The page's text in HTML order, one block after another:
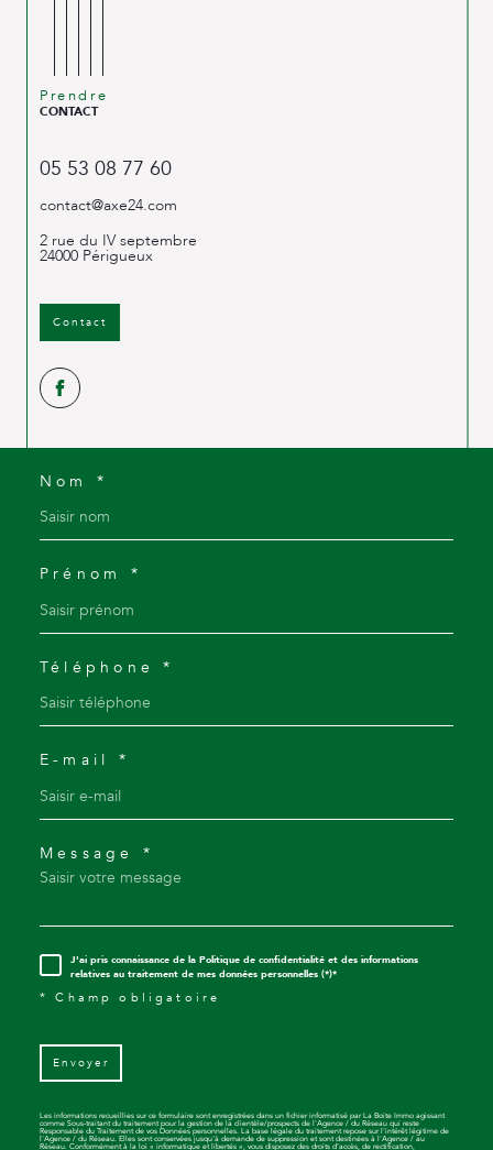
Nom *
Prénom *
Téléphone *
E-mail *
Message *
J'ai pris connaissance de la Politique de confidentialité et des informations
relatives au traitement de mes données personnelles (*)*
* Champ obligatoire
Envoyer
Les informations recueillies sur ce formulaire sont enregistrées dans un fichier informatisé par La Boite Immo agissant
comme Sous-traitant du traitement pour la gestion de la clientèle/prospects de l'Agence / du Réseau qui reste
Responsable du Traitement de vos Données personnelles. La base légale du traitement repose sur l'intérêt légitime de
l'Agence / du Réseau. Elles sont conservées jusqu'à demande de suppression et sont destinées à l'Agence / au
Réseau. Conformément à la loi « informatique et libertés », vous disposez des droits d’accès, de rectification,
Prendre
CONTACT
05 53 08 77 60
contact@axe24.com
2 rue du IV septembre
24000 Périgueux
Contact